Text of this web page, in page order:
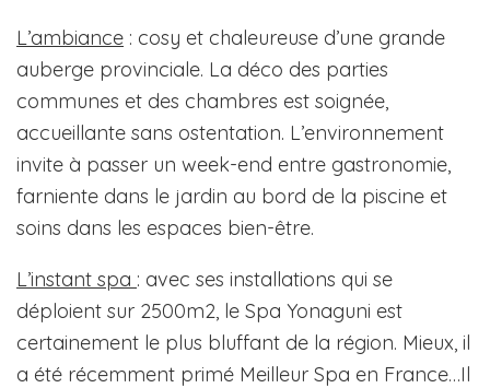
L’ambiance : cosy et chaleureuse d’une grande
auberge provinciale. La déco des parties
communes et des chambres est soignée,
accueillante sans ostentation. L’environnement
invite à passer un week-end entre gastronomie,
farniente dans le jardin au bord de la piscine et
soins dans les espaces bien-être.
L’instant spa : avec ses installations qui se
déploient sur 2500m2, le Spa Yonaguni est
certainement le plus bluffant de la région. Mieux, il
a été récemment primé Meilleur Spa en France…Il